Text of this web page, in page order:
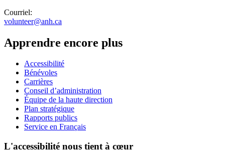
Courriel:
volunteer@anh.ca
Apprendre encore plus
Accessibilité
Bénévoles
Carrières
Conseil d’administration
Équipe de la haute direction
Plan stratégique
Rapports publics
Service en Français
L'accessibilité nous tient à cœur